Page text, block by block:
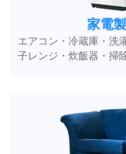
家電
エアコン・冷蔵庫・洗
子レンジ・炊飯器・掃